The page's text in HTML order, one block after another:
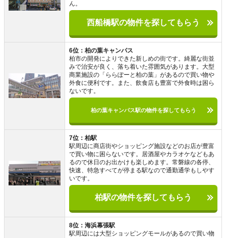
ん。
西船橋駅の物件を探してもらう
6位：柏の葉キャンパス
柏市の開発によりできた新しめの街です。綺麗な街並
みで治安が良く、落ち着いた雰囲気があります。大型
商業施設の「ららぽーと柏の葉」があるので買い物や
外食に便利です。また、飲食店も豊富で外食時は困ら
ないです。
柏の葉キャンパス駅の物件を探してもらう
7位：柏駅
駅周辺に商店街やショッピング施設などのお店が豊富
で買い物に困らないです。居酒屋やカラオケなどもあ
るので休日のお出かけも楽しめます。常磐線の各停、
快速、特急すべてが停まる駅なので通勤通学もしやす
いです。
柏駅の物件を探してもらう
8位：海浜幕張駅
駅周辺には大型ショッピングモールがあるので買い物